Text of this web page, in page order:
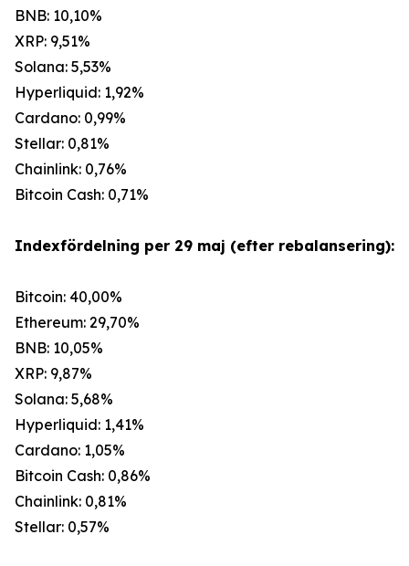
BNB: 10,10%
XRP: 9,51%
Solana: 5,53%
Hyperliquid: 1,92%
Cardano: 0,99%
Stellar: 0,81%
Chainlink: 0,76%
Bitcoin Cash: 0,71%
Indexfördelning per 29 maj (efter rebalansering):
Bitcoin: 40,00%
Ethereum: 29,70%
BNB: 10,05%
XRP: 9,87%
Solana: 5,68%
Hyperliquid: 1,41%
Cardano: 1,05%
Bitcoin Cash: 0,86%
Chainlink: 0,81%
Stellar: 0,57%